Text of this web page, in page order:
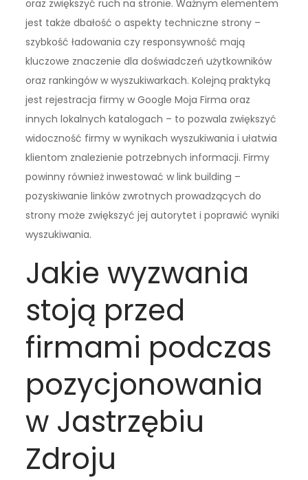
oraz zwiększyć ruch na stronie. Ważnym elementem
jest także dbałość o aspekty techniczne strony –
szybkość ładowania czy responsywność mają
kluczowe znaczenie dla doświadczeń użytkowników
oraz rankingów w wyszukiwarkach. Kolejną praktyką
jest rejestracja firmy w Google Moja Firma oraz
innych lokalnych katalogach – to pozwala zwiększyć
widoczność firmy w wynikach wyszukiwania i ułatwia
klientom znalezienie potrzebnych informacji. Firmy
powinny również inwestować w link building –
pozyskiwanie linków zwrotnych prowadzących do
strony może zwiększyć jej autorytet i poprawić wyniki
wyszukiwania.
Jakie wyzwania
stoją przed
firmami podczas
pozycjonowania
w Jastrzębiu
Zdroju